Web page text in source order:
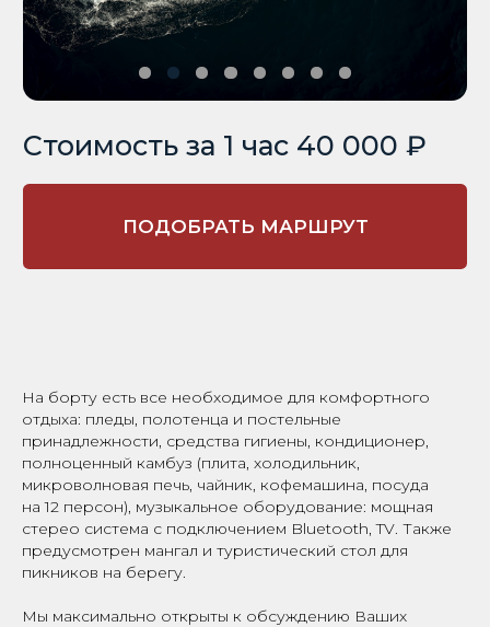
На борту есть все необходимое для комфортного
отдыха: пледы, полотенца и постельные
принадлежности, средства гигиены, кондиционер,
полноценный камбуз (плита, холодильник,
микроволновая печь, чайник, кофемашина, посуда
на 12 персон), музыкальное оборудование: мощная
стерео система с подключением Bluetooth, TV. Также
предусмотрен мангал и туристический стол для
пикников на берегу.
Мы максимально открыты к обсуждению Ваших